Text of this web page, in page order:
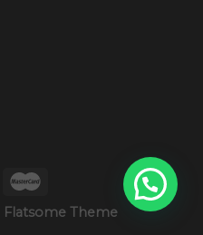
Flatsome Theme